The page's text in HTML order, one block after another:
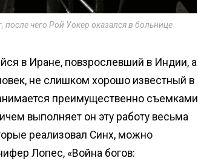
чего Рой Уокер оказался в больнице
в Иране, повзрослевший в Индии, а
не слишком хорошо известный в
преимущественно съемками
выполняет он эту работу весьма
реализовал Синх, можно
Лопес, «Война богов: